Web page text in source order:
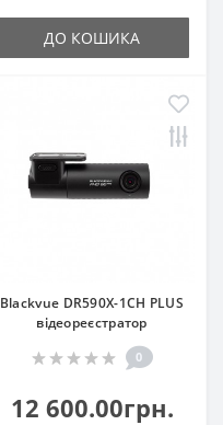
ДО КОШИКА
Blackvue DR590X-1CH PLUS
відеореєстратор
0
12 600.00грн.